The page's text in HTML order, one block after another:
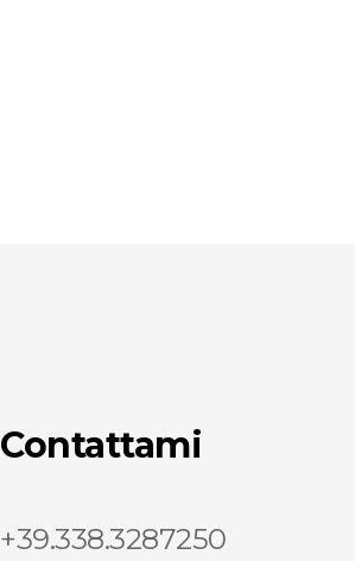
Contattami
+39.338.3287250